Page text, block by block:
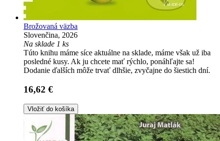
Brožovaná väzba
Slovenčina, 2026
Na sklade 1 ks
Túto knihu máme síce aktuálne na sklade, máme však už iba
posledné kusy. Ak ju chcete mať rýchlo, ponáhľajte sa!
Dodanie ďalších môže trvať dlhšie, zvyčajne do šiestich dní.
16,62 €
Vložiť do košíka